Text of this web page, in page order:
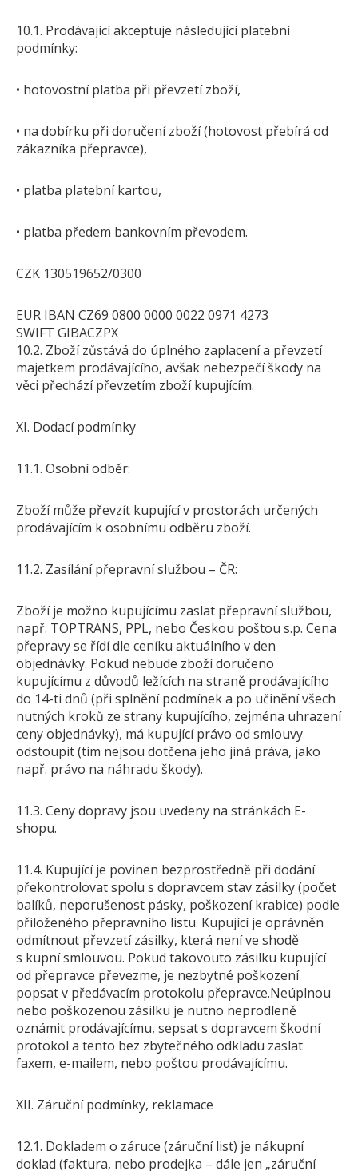
10.1. Prodávající akceptuje následující platební
podmínky:
• hotovostní platba při převzetí zboží,
• na dobírku při doručení zboží (hotovost přebírá od
zákazníka přepravce),
• platba platební kartou,
• platba předem bankovním převodem.
CZK 130519652/0300
EUR IBAN CZ69 0800 0000 0022 0971 4273
SWIFT GIBACZPX
10.2. Zboží zůstává do úplného zaplacení a převzetí
majetkem prodávajícího, avšak nebezpečí škody na
věci přechází převzetím zboží kupujícím.
XI. Dodací podmínky
11.1. Osobní odběr:
Zboží může převzít kupující v prostorách určených
prodávajícím k osobnímu odběru zboží.
11.2. Zasílání přepravní službou – ČR:
Zboží je možno kupujícímu zaslat přepravní službou,
např. TOPTRANS, PPL, nebo Českou poštou s.p. Cena
přepravy se řídí dle ceníku aktuálního v den
objednávky. Pokud nebude zboží doručeno
kupujícímu z důvodů ležících na straně prodávajícího
do 14-ti dnů (při splnění podmínek a po učinění všech
nutných kroků ze strany kupujícího, zejména uhrazení
ceny objednávky), má kupující právo od smlouvy
odstoupit (tím nejsou dotčena jeho jiná práva, jako
např. právo na náhradu škody).
11.3. Ceny dopravy jsou uvedeny na stránkách E-
shopu.
11.4. Kupující je povinen bezprostředně při dodání
překontrolovat spolu s dopravcem stav zásilky (počet
balíků, neporušenost pásky, poškození krabice) podle
přiloženého přepravního listu. Kupující je oprávněn
odmítnout převzetí zásilky, která není ve shodě
s kupní smlouvou. Pokud takovouto zásilku kupující
od přepravce převezme, je nezbytné poškození
popsat v předávacím protokolu přepravce.Neúplnou
nebo poškozenou zásilku je nutno neprodleně
oznámit prodávajícímu, sepsat s dopravcem škodní
protokol a tento bez zbytečného odkladu zaslat
faxem, e-mailem, nebo poštou prodávajícímu.
XII. Záruční podmínky, reklamace
12.1. Dokladem o záruce (záruční list) je nákupní
doklad (faktura, nebo prodejka – dále jen „záruční